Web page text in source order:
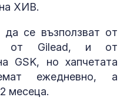
ХИВ.
да се възползват от
от Gilead, и от
GSK, но хапчетата
ежедневно, а
месеца.